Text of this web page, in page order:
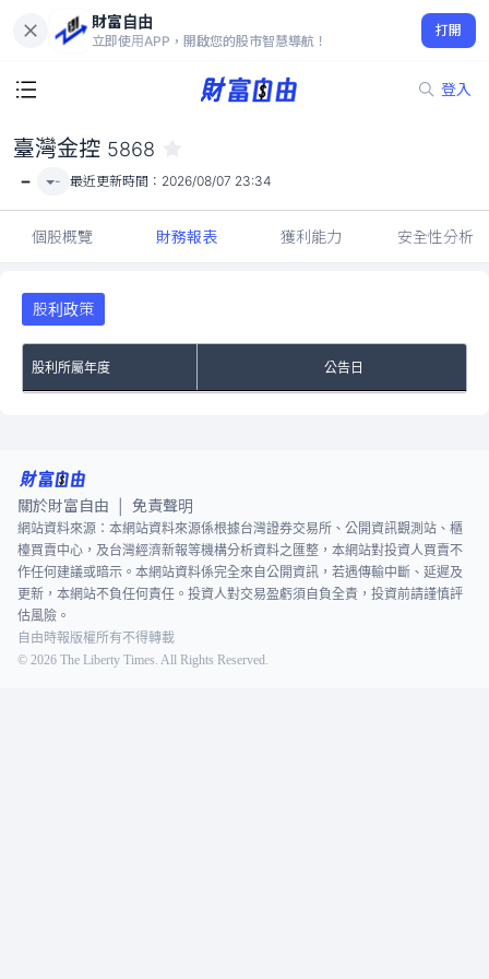
財富自由
立即使用APP，開啟您的股市智慧導航！
打開
登入
-
臺灣金控 5868
- - 最近更新時間： 2026/08/07 23:34
個股概覽 財務報表 獲利能力 安全性分析
股利政策
股利所屬年度 公告日
關於財富自由 免責聲明
網站資料來源：本網站資料來源係根據台灣證券交易所、公開資訊觀測站、櫃
檯買賣中心，及台灣經濟新報等機構分析資料之匯整，本網站對投資人買賣不
作任何建議或暗示。本網站資料係完全來自公開資訊，若遇傳輸中斷、延遲及
更新，本網站不負任何責任。投資人對交易盈虧須自負全責，投資前請謹慎評
估風險。
自由時報版權所有不得轉載
© 2026 The Liberty Times. All Rights Reserved.